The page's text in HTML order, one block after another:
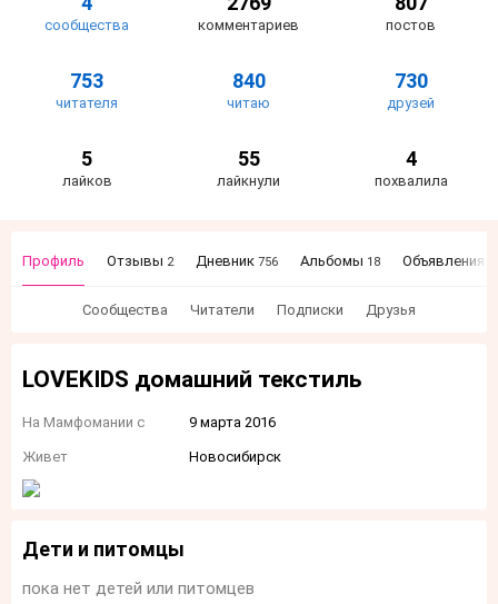
сообщества комментариев постов
753
читателя
840
читаю
730
друзей
5
лайков
55
лайкнули
4
похвалила
Профиль Отзывы 2 Дневник 756 Альбомы 18 Объявления
Сообщества Читатели Подписки Друзья
LOVEKIDS домашний текстиль
На Мамфомании с 9 марта 2016
Живет Новосибирск
Дети и питомцы
пока нет детей или питомцев